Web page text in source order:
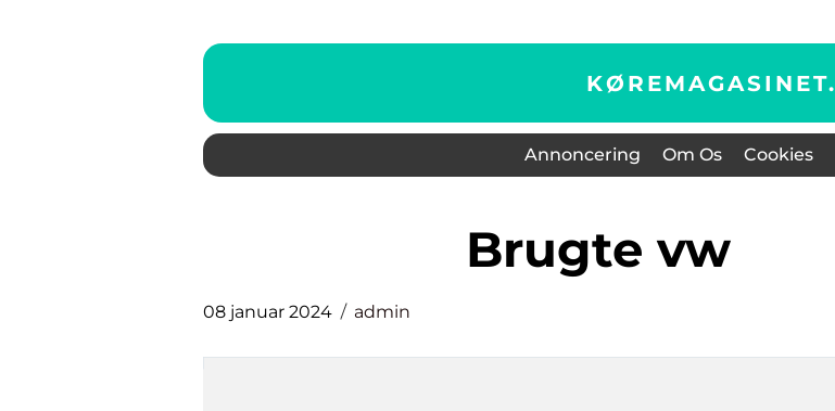
KØREMAGASINET.
Annoncering Om Os Cookies
brugte vw
08 januar 2024 admin